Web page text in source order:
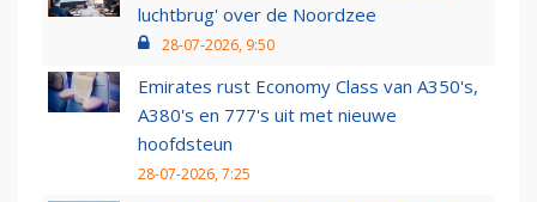
luchtbrug' over de Noordzee
28-07-2026, 9:50
Emirates rust Economy Class van A350's,
A380's en 777's uit met nieuwe
hoofdsteun
28-07-2026, 7:25